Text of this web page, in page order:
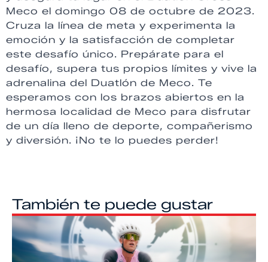
Meco el domingo 08 de octubre de 2023.
Cruza la línea de meta y experimenta la
emoción y la satisfacción de completar
este desafío único. Prepárate para el
desafío, supera tus propios límites y vive la
adrenalina del Duatlón de Meco. Te
esperamos con los brazos abiertos en la
hermosa localidad de Meco para disfrutar
de un día lleno de deporte, compañerismo
y diversión. ¡No te lo puedes perder!
También te puede gustar